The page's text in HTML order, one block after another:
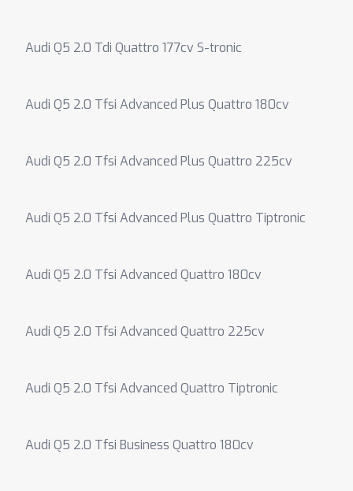
Audi Q5 2.0 Tdi Quattro 177cv S-tronic
Audi Q5 2.0 Tfsi Advanced Plus Quattro 180cv
Audi Q5 2.0 Tfsi Advanced Plus Quattro 225cv
Audi Q5 2.0 Tfsi Advanced Plus Quattro Tiptronic
Audi Q5 2.0 Tfsi Advanced Quattro 180cv
Audi Q5 2.0 Tfsi Advanced Quattro 225cv
Audi Q5 2.0 Tfsi Advanced Quattro Tiptronic
Audi Q5 2.0 Tfsi Business Quattro 180cv